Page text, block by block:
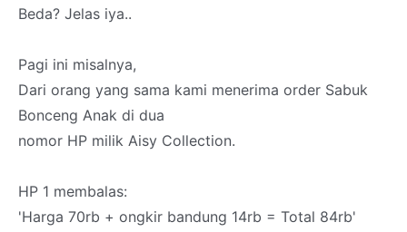
Beda? Jelas iya..
Pagi ini misalnya,
Dari orang yang sama kami menerima order Sabuk
Bonceng Anak di dua
nomor HP milik Aisy Collection.
HP 1 membalas:
'Harga 70rb + ongkir bandung 14rb = Total 84rb'